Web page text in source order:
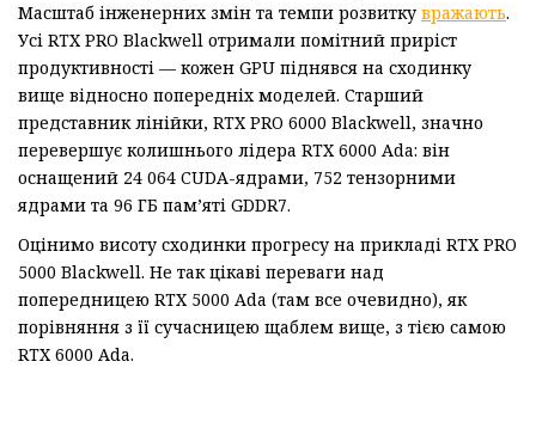
Масштаб інженерних змін та темпи розвитку вражають.
Усі RTX PRO Blackwell отримали помітний приріст
продуктивності — кожен GPU піднявся на сходинку
вище відносно попередніх моделей. Старший
представник лінійки, RTX PRO 6000 Blackwell, значно
перевершує колишнього лідера RTX 6000 Ada: він
оснащений 24 064 CUDA-ядрами, 752 тензорними
ядрами та 96 ГБ пам’яті GDDR7.
Оцінимо висоту сходинки прогресу на прикладі RTX PRO
5000 Blackwell. Не так цікаві переваги над
попередницею RTX 5000 Ada (там все очевидно), як
порівняння з її сучасницею щаблем вище, з тією самою
RTX 6000 Ada.